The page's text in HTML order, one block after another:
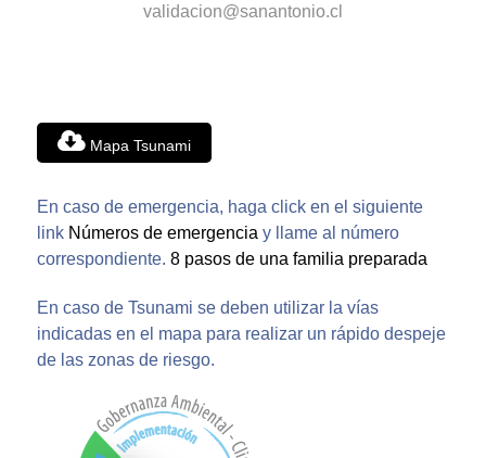
validacion@sanantonio.cl
Mapa Tsunami
En caso de emergencia, haga click en el siguiente
link Números de emergencia y llame al número
correspondiente. 8 pasos de una familia preparada
En caso de Tsunami se deben utilizar la vías
indicadas en el mapa para realizar un rápido despeje
de las zonas de riesgo.